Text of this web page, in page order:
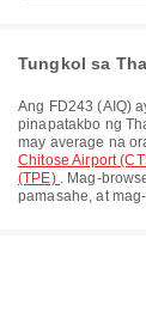
Tungkol sa
Ang FD243 (AIQ)
pinapatakbo ng
may average na
Chitose Airport
(TPE) . Mag-
pamasahe, at